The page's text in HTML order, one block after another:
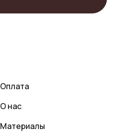
Оплата
О нас
Материалы